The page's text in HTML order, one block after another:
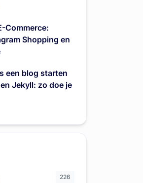
Commerce:
Shopping en
een blog starten
Jekyll: zo doe je
226